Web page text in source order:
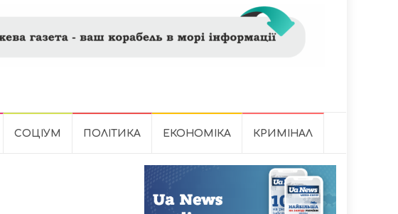
СОЦІУМ ПОЛІТИКА ЕКОНОМІКА КРИМІНАЛ